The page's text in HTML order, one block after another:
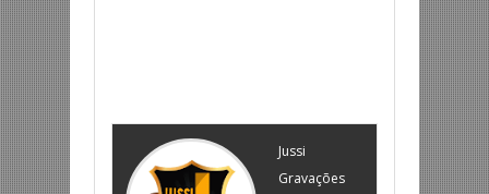
Jussi
Gravações